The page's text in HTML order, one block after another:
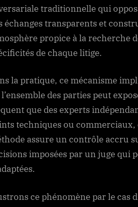
traditionnelle qui
échanges transparents et
propice à la recherche
de chaque litige.
la pratique, ce mécanisme
des parties peut
que des experts
techniques ou
assure un contrôle accru
imposées par un juge qui
ce phénomène par le cas